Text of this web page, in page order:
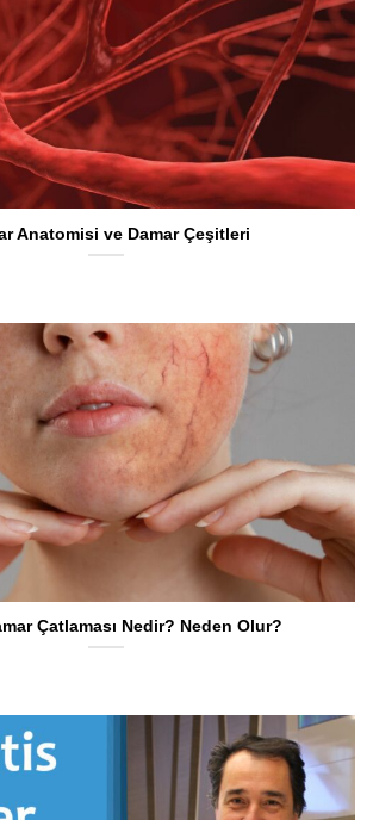
Anatomisi ve Damar Çeşitleri
Çatlaması Nedir? Neden Olur?